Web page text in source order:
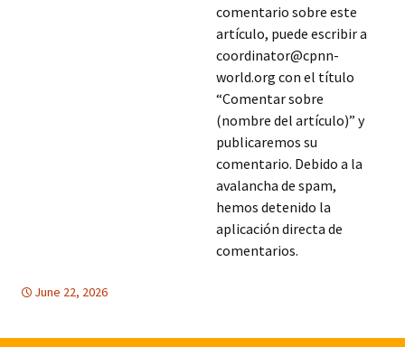
comentario sobre este
artículo, puede escribir a
coordinator@cpnn-
world.org con el título
“Comentar sobre
(nombre del artículo)” y
publicaremos su
comentario. Debido a la
avalancha de spam,
hemos detenido la
aplicación directa de
comentarios.
June 22, 2026